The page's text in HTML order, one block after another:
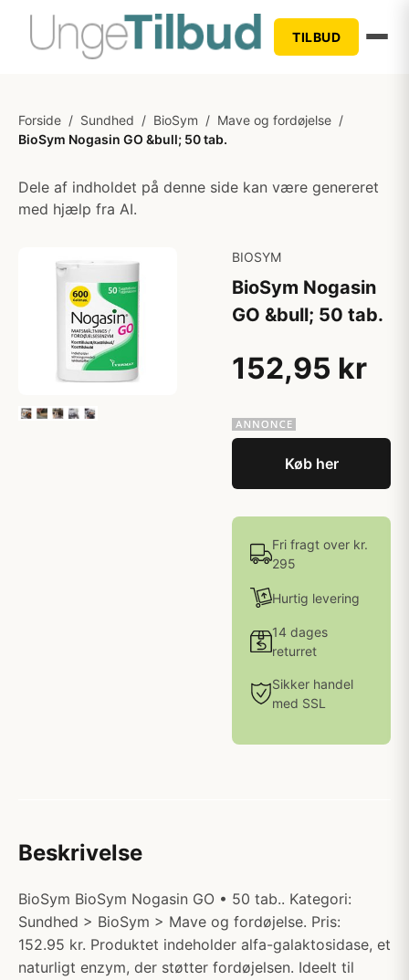
TILBUD
Forside / Sundhed / BioSym / Mave og fordøjelse /
BioSym Nogasin GO &bull; 50 tab.
Dele af indholdet på denne side kan være genereret
med hjælp fra AI.
BIOSYM
BioSym Nogasin
GO &bull; 50 tab.
152,95 kr
Køb her
Fri fragt over kr.
295
Hurtig levering
14 dages
returret
Sikker handel
med SSL
Beskrivelse
BioSym BioSym Nogasin GO • 50 tab.. Kategori:
Sundhed > BioSym > Mave og fordøjelse. Pris:
152.95 kr. Produktet indeholder alfa-galaktosidase, et
naturligt enzym, der støtter fordøjelsen. Ideelt til